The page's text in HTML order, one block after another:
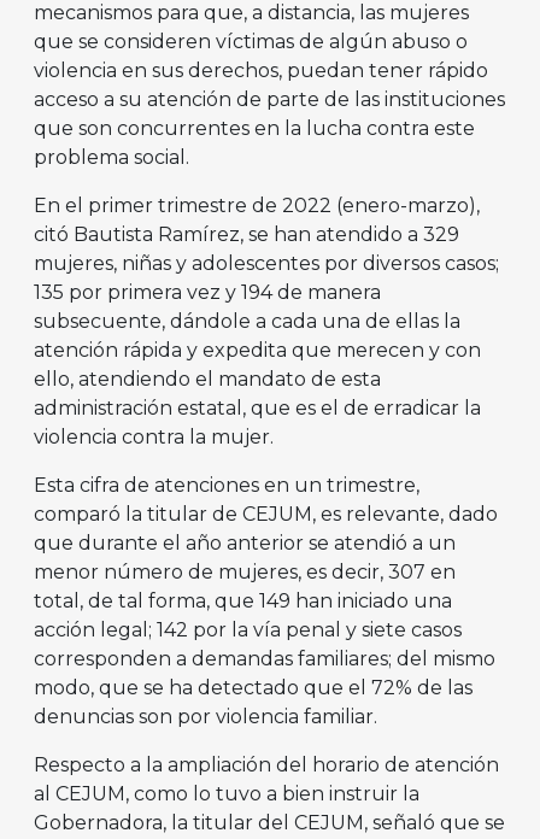
mecanismos para que, a distancia, las mujeres
que se consideren víctimas de algún abuso o
violencia en sus derechos, puedan tener rápido
acceso a su atención de parte de las instituciones
que son concurrentes en la lucha contra este
problema social.
En el primer trimestre de 2022 (enero-marzo),
citó Bautista Ramírez, se han atendido a 329
mujeres, niñas y adolescentes por diversos casos;
135 por primera vez y 194 de manera
subsecuente, dándole a cada una de ellas la
atención rápida y expedita que merecen y con
ello, atendiendo el mandato de esta
administración estatal, que es el de erradicar la
violencia contra la mujer.
Esta cifra de atenciones en un trimestre,
comparó la titular de CEJUM, es relevante, dado
que durante el año anterior se atendió a un
menor número de mujeres, es decir, 307 en
total, de tal forma, que 149 han iniciado una
acción legal; 142 por la vía penal y siete casos
corresponden a demandas familiares; del mismo
modo, que se ha detectado que el 72% de las
denuncias son por violencia familiar.
Respecto a la ampliación del horario de atención
al CEJUM, como lo tuvo a bien instruir la
Gobernadora, la titular del CEJUM, señaló que se